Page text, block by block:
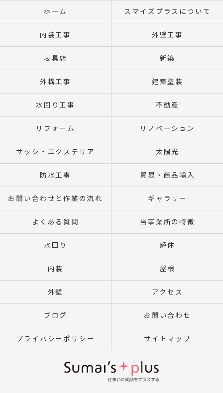
ホーム スマイズプラスについて
内装工事 外壁工事
表具店 新築
外構工事 建築塗装
水回り工事 不動産
リフォーム リノベーション
サッシ・エクステリア 太陽光
防水工事 貿易・商品輸入
お問い合わせと作業の流れ ギャラリー
よくある質問 当事業所の特徴
水回り 解体
内装 屋根
外壁 アクセス
ブログ お問い合わせ
プライバシーポリシー サイトマップ